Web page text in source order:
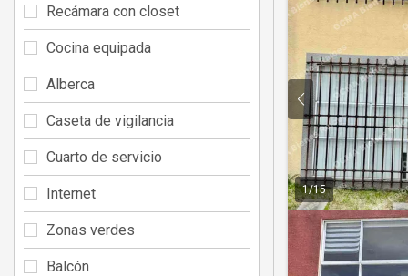
1/15
Recámara con closet
Cocina equipada
Alberca
Caseta de vigilancia
Cuarto de servicio
Internet
Zonas verdes
Balcón